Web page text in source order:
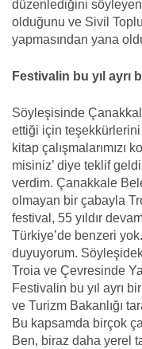
düzenlediğini
olduğunu ve Sivil
yapmasından yana
Festivalin bu yıl ayrı
Söyleşisinde
ettiği için
kitap çalışmalarımızı
misiniz’ diye teklif
verdim. Çanakkale
olmayan bir çabayla
festival, 55 yıldır
Türkiye’de benzeri
duyuyorum.
Troia ve Çevresinde
Festivalin bu yıl ayrı
ve Turizm Bakanlığı
Bu kapsamda birçok
Ben, biraz daha yerel